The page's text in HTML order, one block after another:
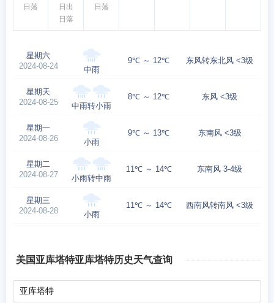
日落
日出
日落
日落
星期六
2024-08-24
中雨
9℃ ～ 12℃ 东风转东北风 <3级
星期天
2024-08-25
中雨转小雨
8℃ ～ 12℃ 东风 <3级
星期一
2024-08-26
小雨
9℃ ～ 13℃ 东南风 <3级
星期二
2024-08-27
小雨转中雨
11℃ ～ 14℃ 东南风 3-4级
星期三
2024-08-28
小雨
11℃ ～ 14℃ 西南风转南风 <3级
美国亚库塔特亚库塔特历史天气查询